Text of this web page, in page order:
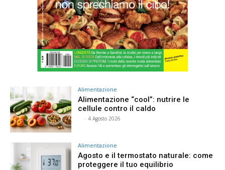
Alimentazione
Alimentazione “cool”: nutrire le
cellule contro il caldo
- 4 Agosto 2026
Alimentazione
Agosto e il termostato naturale: come
proteggere il tuo equilibrio